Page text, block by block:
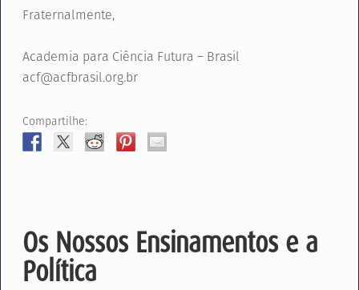
Fraternalmente,
Academia para Ciência Futura – Brasil
acf@acfbrasil.org.br
Compartilhe:
Os Nossos Ensinamentos e a
Política